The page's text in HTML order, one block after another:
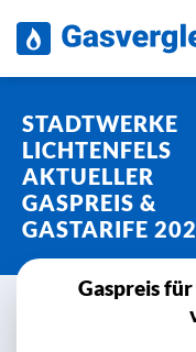
Inhalt
STADTWERKE
LICHTENFELS
AKTUELLER
GASPREIS &
GASTARIFE
Gaspreis für